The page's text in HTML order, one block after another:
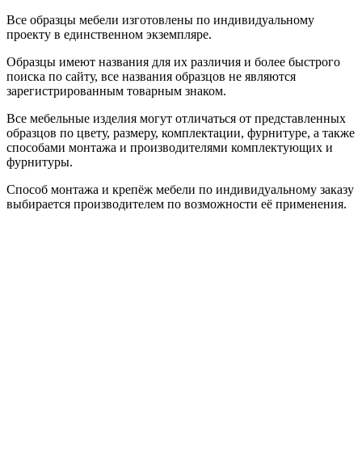
Все образцы мебели изготовлены по индивидуальному
проекту в единственном экземпляре.
Образцы имеют названия для их различия и более быстрого
поиска по сайту, все названия образцов не являются
зарегистрированным товарным знаком.
Все мебельные изделия могут отличаться от представленных
образцов по цвету, размеру, комплектации, фурнитуре, а также
способами монтажа и производителями комплектующих и
фурнитуры.
Способ монтажа и крепёж мебели по индивидуальному заказу
выбирается производителем по возможности её применения.